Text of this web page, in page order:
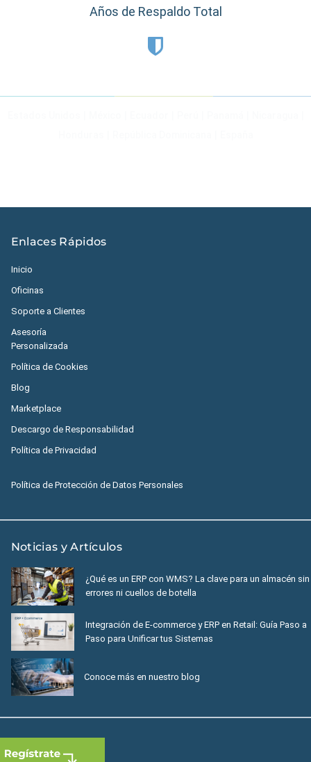
Años de Respaldo Total
Enlaces Rápidos
Inicio
Oficinas
Soporte a Clientes
Asesoría
Personalizada
Política de Cookies
Blog
Marketplace
Descargo de Responsabilidad
Política de Privacidad
Política de Protección de Datos Personales
Noticias y Artículos
¿Qué es un ERP con WMS? La clave para un almacén sin
errores ni cuellos de botella
Integración de E-commerce y ERP en Retail: Guía Paso a
Paso para Unificar tus Sistemas
Conoce más en nuestro blog